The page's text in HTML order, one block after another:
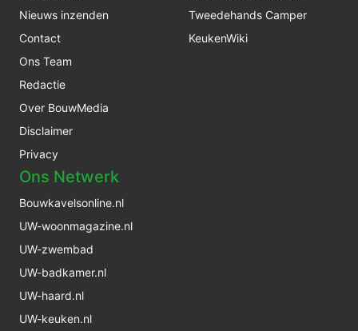
Nieuws inzenden
Contact
Ons Team
Redactie
Over BouwMedia
Disclaimer
Privacy
Tweedehands Camper
KeukenWiki
Ons Netwerk
Bouwkavelsonline.nl
UW-woonmagazine.nl
UW-zwembad
UW-badkamer.nl
UW-haard.nl
UW-keuken.nl